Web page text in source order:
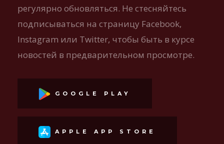
регулярно обновляться. Не стесняйтесь
подписываться на страницу Facebook,
Instagram или Twitter, чтобы быть в курсе
новостей в предварительном просмотре.
GOOGLE PLAY
APPLE APP STORE